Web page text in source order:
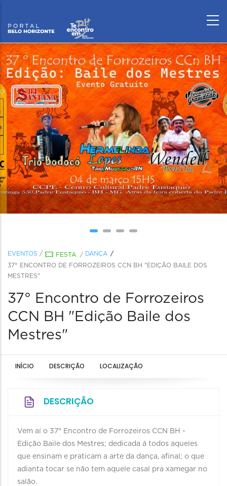
EVENTOS / FESTA / DANÇA
37° ENCONTRO DE FORROZEIROS CCN BH "EDIÇÃO BAILE DOS
MESTRES"
37° Encontro de Forrozeiros
CCN BH "Edição Baile dos
Mestres"
INÍCIO DESCRIÇÃO LOCALIZAÇÃO
DESCRIÇÃO
Vem aí o 37° Encontro de Forrozeiros CCN BH -
Edição Baile dos Mestres; dedicada á todos aqueles
que ensinam e praticam a arte da dança, afinal; o que
adianta tocar se não tem aquele casal pra xamegar no
salão.